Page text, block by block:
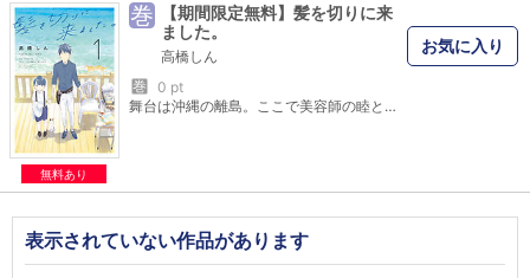
無料あり
巻
【期間限定無料】髪を切りに来
ました。
高橋しん
巻
0 pt
舞台は沖縄の離島。ここで美容師の睦と小学生の一星父子が慣れないふたり暮らしに挑戦です！緩やかな空気と島の人、美味しい食べ物を通じて、それぞれが成長していきます。毎日一生懸命で、疲れたあなたの心に効くあったかい物語！
お気に入り
表示されていない作品があります